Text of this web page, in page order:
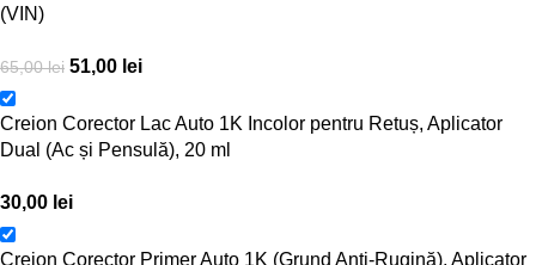
(VIN)
65,00lei 51,00 lei
Creion Corector Lac Auto 1K Incolor pentru Retuș, Aplicator
Dual (Ac și Pensulă), 20 ml
30,00 lei
Creion Corector Primer Auto 1K (Grund Anti-Rugină), Aplicator